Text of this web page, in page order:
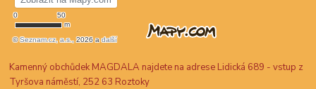
Kamenný obchůdek MAGDALA najdete na adrese Lidická 689 - vstup z
Tyršova náměstí, 252 63 Roztoky